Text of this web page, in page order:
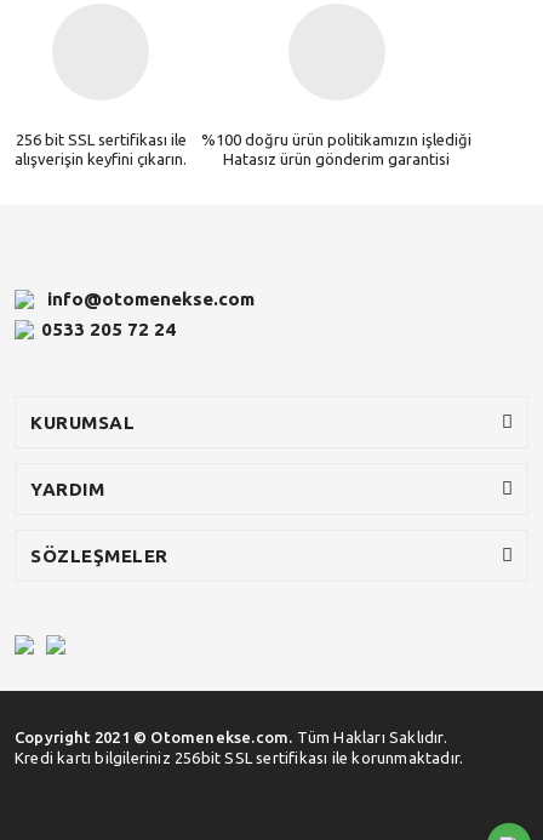
256 bit SSL sertifikası ile
alışverişin keyfini çıkarın.
%100 doğru ürün politikamızın işlediği
Hatasız ürün gönderim garantisi
info@otomenekse.com
0533 205 72 24
KURUMSAL
YARDIM
SÖZLEŞMELER
Copyright 2021 © Otomenekse.com. Tüm Hakları Saklıdır.
Kredi kartı bilgileriniz 256bit SSL sertifikası ile korunmaktadır.